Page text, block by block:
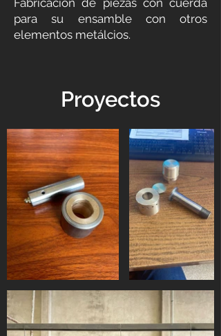
Fabricación de piezas con cuerda
para su ensamble con otros
elementos metálcios.
Proyectos